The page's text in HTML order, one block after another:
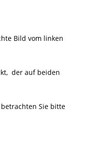
Bild vom linken
der auf beiden
Sie bitte